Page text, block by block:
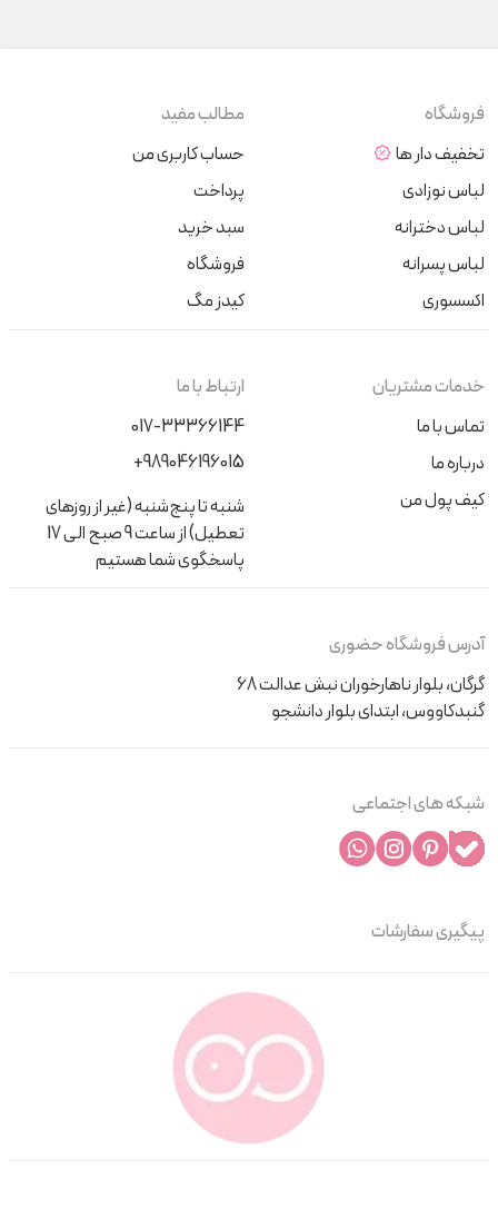
فروشگاه
تخفیف دار ها
لباس نوزادی
لباس دخترانه
لباس پسرانه
اکسسوری
مطالب مفید
حساب کاربری من
پرداخت
سبد خرید
فروشگاه
کیدز مگ
خدمات مشتریان
تماس با ما
درباره ما
کیف پول من
ارتباط با ما
017-33366144
+989046196015
شنبه تا پنج‌شنبه (غیر از روزهای
تعطیل) از ساعت 9 صبح الی 17
پاسخگوی شما هستیم
آدرس فروشگاه حضوری
گرگان، بلوار ناهارخوران نبش عدالت 68
گنبدکاووس، ابتدای بلوار دانشجو
شبکه های اجتماعی
پیگیری سفارشات